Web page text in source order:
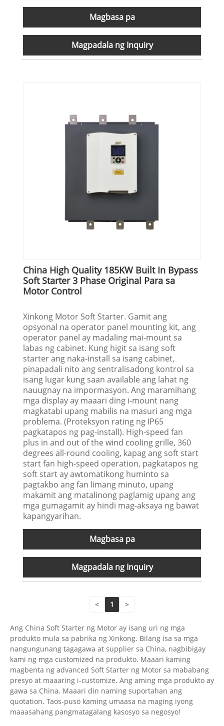
Magbasa pa
Magpadala ng Inquiry
China High Quality 185KW Built In Bypass
Soft Starter 3 Phase Original Para sa
Motor Control
Xinkong Motor Soft Starter. Gamit ang
opsyonal na operator panel mounting kit, ang
operator panel ay madaling mai-mount sa
labas ng cabinet. Kung higit sa isang soft
starter ang naka-install sa isang cabinet,
pinapadali nito ang sentralisadong kontrol sa
isang lugar kung saan available ang lahat ng
nauugnay na impormasyon. Ang maramihang
mga display ay maaari ding i-mount nang
magkatabi upang mabilis na masuri ang mga
problema. (Proteksyon rating ng IP65
pagkatapos ng pag-install). High-speed fan
plus in and out of the wind cooling grille, 360
degrees all-round cooling, kapag ang soft start
start fan high-speed operation, pagkatapos ng
soft start ay awtomatikong huminto sa
pagtakbo ang fan limang minuto, upang
makamit ang matalinong paglamig upang ang
mga gumagamit ay hindi mag-aksaya ng bawat
kapangyarihan.
Magbasa pa
Magpadala ng Inquiry
< 1 >
Ang China Soft Starter ng Motor ay isang uri ng mga
produkto mula sa pabrika ng Xinkong. Bilang isa sa mga
nangungunang tagagawa at supplier sa China, nagbibigay
kami ng mga customized na produkto. Maaari kaming
magbenta ng advanced Soft Starter ng Motor sa mababang
presyo at maaaring i-customize. Ang aming mga produkto ay
gawa sa China. Maaari din naming suportahan ang
quotation. Taos-puso kaming umaasa na maging iyong
maaasahang pangmatagalang kasosyo sa negosyo!